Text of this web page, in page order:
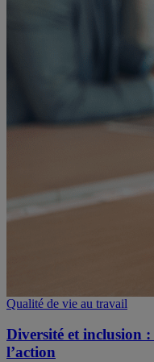
Qualité de vie au travail
Diversité et inclusion
l’action